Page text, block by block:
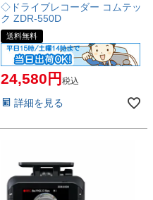
◇ドライブレコーダー コムテッ
ク ZDR-550D
送料無料
24,580 税込
詳細を見る